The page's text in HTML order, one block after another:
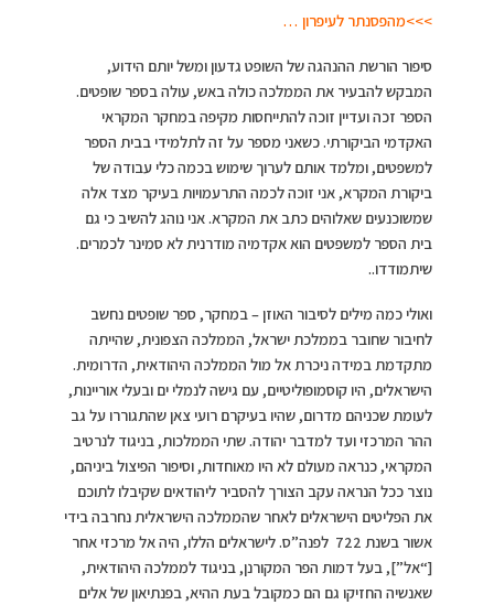
>>>מהפסנתר לעיפרון …
סיפור הורשת ההנהגה של השופט גדעון ומשל יותם הידוע,
המבקש להבעיר את הממלכה כולה באש, עולה בספר שופטים.
הספר זכה ועדיין זוכה להתייחסות מקיפה במחקר המקראי
האקדמי הביקורתי. כשאני מספר על זה לתלמידי בבית הספר
למשפטים, ומלמד אותם לערוך שימוש בכמה כלי עבודה של
ביקורת המקרא, אני זוכה לכמה התרעמויות בעיקר מצד אלה
שמשוכנעים שאלוהים כתב את המקרא. אני נוהג להשיב כי גם
בית הספר למשפטים הוא אקדמיה מודרנית לא סמינר לכמרים.
שיתמודדו..
ואולי כמה מילים לסיבור האוזן – במחקר, ספר שופטים נחשב
לחיבור שחובר בממלכת ישראל, הממלכה הצפונית, שהייתה
מתקדמת במידה ניכרת אל מול הממלכה היהודאית, הדרומית.
הישראלים, היו קוסמופוליטיים, עם גישה לנמלי ים ובעלי אוריינות,
לעומת שכניהם מדרום, שהיו בעיקרם רועי צאן שהתגוררו על גב
ההר המרכזי ועד למדבר יהודה. שתי הממלכות, בניגוד לנרטיב
המקראי, כנראה מעולם לא היו מאוחדות, וסיפור הפיצול ביניהם,
נוצר ככל הנראה עקב הצורך להסביר ליהודאים שקיבלו לתוכם
את הפליטים הישראלים לאחר שהממלכה הישראלית נחרבה בידי
אשור בשנת 722 לפנה”ס. לישראלים הללו, היה אל מרכזי אחר
[“אל”], בעל דמות הפר המקורנן, בניגוד לממלכה היהודאית,
שאנשיה החזיקו גם הם כמקובל בעת ההיא, בפנתיאון של אלים